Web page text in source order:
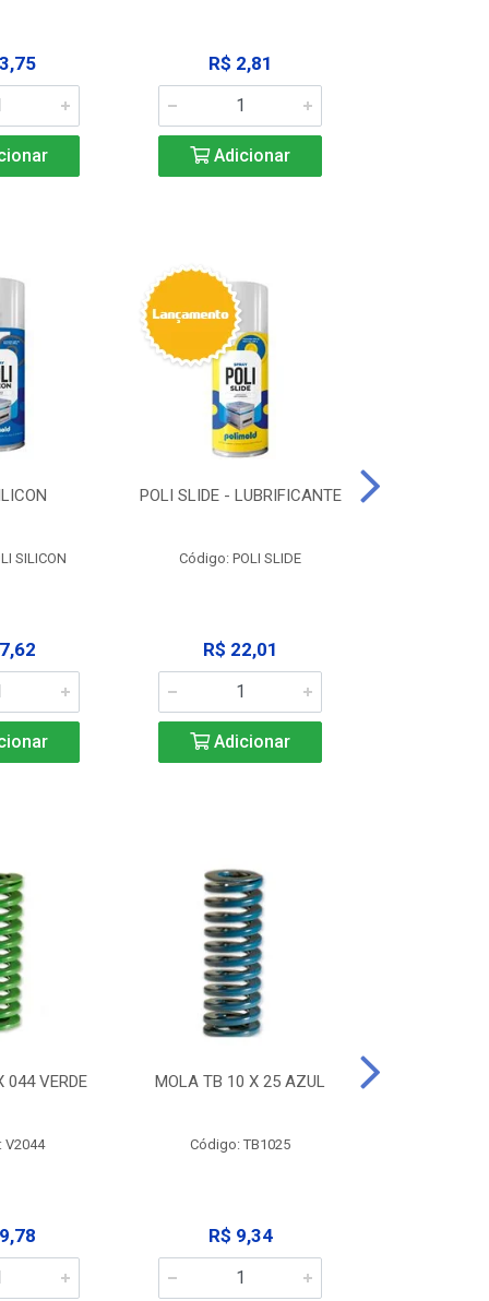
R$ 2,81
Adicionar
SILICON
POLI SLIDE - LUBRIFICANTE
Código: POLI SLIDE
R$ 22,01
Adicionar
044 VERDE
V2044
MOLA TB 10 X 25 AZUL
Código: TB1025
R$ 9,34